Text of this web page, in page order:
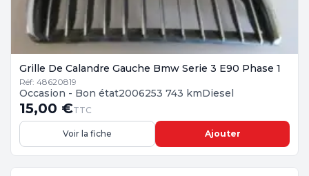
Grille De Calandre Gauche Bmw Serie 3 E90 Phase 1
Réf: 48620819
Occasion - Bon état2006253 743 kmDiesel
15,00 €TTC
Voir la fiche Ajouter